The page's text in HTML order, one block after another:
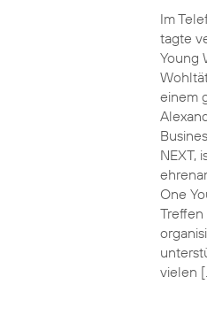
Im
tagte
Young
einem
NEXT,
One
Treffen
vielen